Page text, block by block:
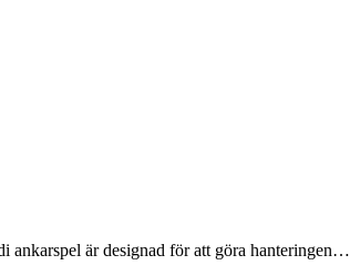
är designad för att göra hanteringen…